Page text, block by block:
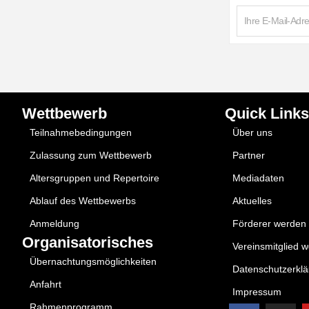
Wettbewerb
Teilnahmebedingungen
Zulassung zum Wettbewerb
Altersgruppen und Repertoire
Ablauf des Wettbewerbs
Anmeldung
Organisatorisches
Übernachtungsmöglichkeiten
Anfahrt
Rahmenprogramm
Quick Links
Über uns
Partner
Mediadaten
Aktuelles
Förderer werden
Vereinsmitglied
Impressum